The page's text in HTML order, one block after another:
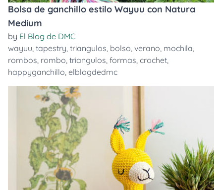
Bolsa de ganchillo estilo Wayuu con Natura
Medium
by El Blog de DMC
wayuu, tapestry, triangulos, bolso, verano, mochila,
rombos, rombo, triangulos, formas, crochet,
happyganchillo, elblogdedmc